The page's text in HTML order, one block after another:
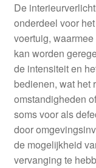
De
onderdeel voor
voertuig,
kan worden
de intensiteit en
bedienen, wat het
omstandigheden
soms voor als
door
de mogelijkheid
vervanging te